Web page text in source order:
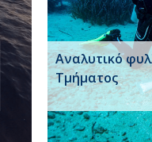
Αναλυτικό
Τμήματος